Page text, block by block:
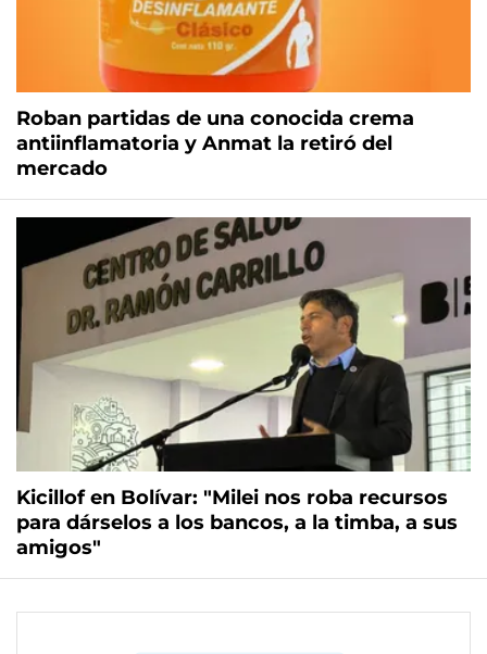
Roban partidas de una conocida crema
antiinflamatoria y Anmat la retiró del
mercado
Kicillof en Bolívar: "Milei nos roba recursos
para dárselos a los bancos, a la timba, a sus
amigos"